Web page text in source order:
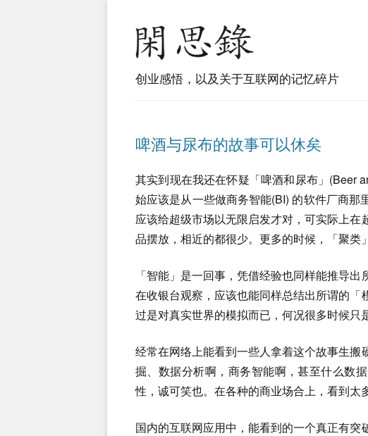
创业感悟，以及关于互联网的记忆碎片
啤酒与尿布的故事可以休矣
其实到现在我还在怀疑「啤酒和尿布」(Beer
始应该是从一些做商务智能(BI) 的软件厂商
应该给超级市场以无限启发才对，可实际上
品摆放，相近的都很少。更多的时候，「聚类
「智能」是一回事，凭借经验也同样能推导
在收银台观察，应该也能同样总结出所谓的
过是对真实世界的模拟而已，何况很多时候只
经常在网络上能看到一些人拿着这个故事生
掘、数据分析啊，商务智能啊，甚至什么数
性，诚可笑也。在各种的商业场合上，看到太
国内的互联网应用中，能看到的一个真正有突